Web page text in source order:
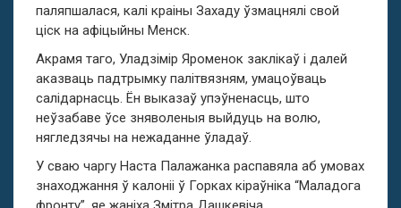
паляпшалася, калі краіны Захаду ўзмацнялі свой
ціск на афіцыйны Менск.
Акрамя таго, Уладзімір Яроменок заклікаў і далей
аказваць падтрымку палітвязням, умацоўваць
салідарнасць. Ён выказаў упэўненасць, што
неўзабаве ўсе зняволеныя выйдуць на волю,
нягледзячы на ​​нежаданне ўладаў.
У сваю чаргу Наста Палажанка распавяла аб умовах
знаходжання ў калоніі ў Горках кіраўніка “Маладога